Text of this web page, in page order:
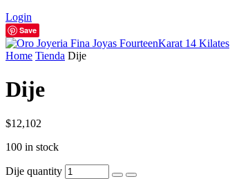
Login
Save
Home Tienda Dije
Dije
$12,102
100 in stock
Dije quantity